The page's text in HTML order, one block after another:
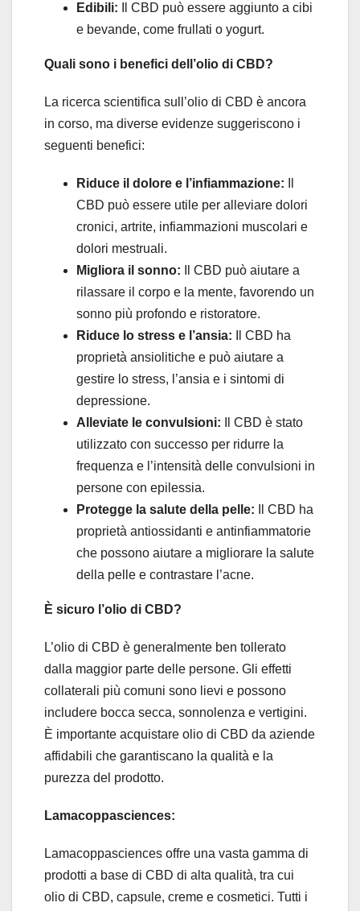
Edibili: Il CBD può essere aggiunto a cibi
e bevande, come frullati o yogurt.
Quali sono i benefici dell’olio di CBD?
La ricerca scientifica sull’olio di CBD è ancora
in corso, ma diverse evidenze suggeriscono i
seguenti benefici:
Riduce il dolore e l’infiammazione:
CBD può essere utile per alleviare dolori
cronici, artrite, infiammazioni muscolari e
dolori mestruali.
Migliora il sonno: Il CBD può aiutare a
rilassare il corpo e la mente, favorendo un
sonno più profondo e ristoratore.
Riduce lo stress e l’ansia: Il CBD ha
proprietà ansiolitiche e può aiutare a
gestire lo stress, l’ansia e i sintomi di
depressione.
Alleviate le convulsioni: Il CBD è stato
utilizzato con successo per ridurre la
frequenza e l’intensità delle convulsioni in
persone con epilessia.
Protegge la salute della pelle: Il CBD ha
proprietà antiossidanti e antinfiammatorie
che possono aiutare a migliorare la salute
della pelle e contrastare l’acne.
È sicuro l’olio di CBD?
L’olio di CBD è generalmente ben tollerato
dalla maggior parte delle persone. Gli effetti
collaterali più comuni sono lievi e possono
includere bocca secca, sonnolenza e vertigini.
È importante acquistare olio di CBD da aziende
affidabili che garantiscano la qualità e la
purezza del prodotto.
Lamacoppasciences:
Lamacoppasciences offre una vasta gamma di
prodotti a base di CBD di alta qualità, tra cui
olio di CBD, capsule, creme e cosmetici. Tutti i